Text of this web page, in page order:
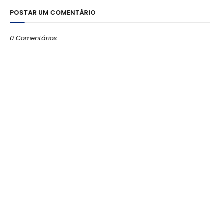
POSTAR UM COMENTÁRIO
0 Comentários